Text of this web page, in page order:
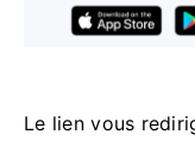
Le lien vous